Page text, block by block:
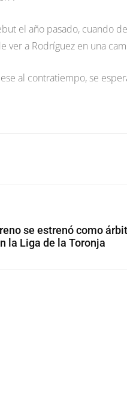
el año pasado, cuando
ver a Rodríguez en una
al contratiempo, se
se estrenó como
la Liga de la Toronja